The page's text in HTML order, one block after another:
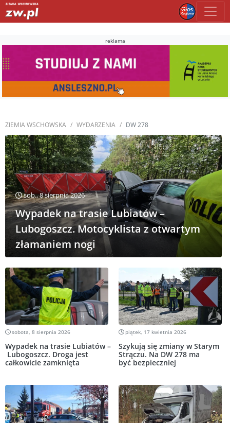
reklama
ZIEMIA WSCHOWSKA WYDARZENIA DW 278
sob., 8 sierpnia 2026
Wypadek na trasie Lubiatów –
Lubogoszcz. Motocyklista z otwartym
złamaniem nogi
sobota, 8 sierpnia 2026
Wypadek na trasie Lubiatów –
Lubogoszcz. Droga jest
całkowicie zamknięta
piątek, 17 kwietnia 2026
Szykują się zmiany w Starym
Strączu. Na DW 278 ma
być bezpieczniej